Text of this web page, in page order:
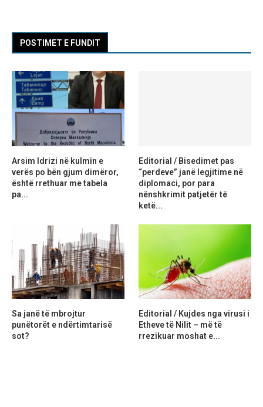
POSTIMET E FUNDIT
Arsim Idrizi në kulmin e
verës po bën gjum dimëror,
është rrethuar me tabela
pa...
Editorial / Bisedimet pas
“perdeve” janë legjitime në
diplomaci, por para
nënshkrimit patjetër të
ketë...
Sa janë të mbrojtur
punëtorët e ndërtimtarisë
sot?
Editorial / Kujdes nga virusi i
Etheve të Nilit – më të
rrezikuar moshat e...